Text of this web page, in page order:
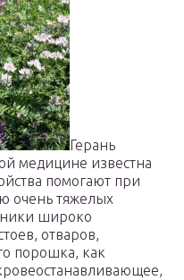
Герань
медицине известна
помогают при
очень тяжелых
широко
отваров,
порошка, как